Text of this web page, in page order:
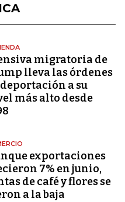
migratoria de
lleva las órdenes
a su
más alto desde
exportaciones
7% en junio,
de café y flores se
a la baja